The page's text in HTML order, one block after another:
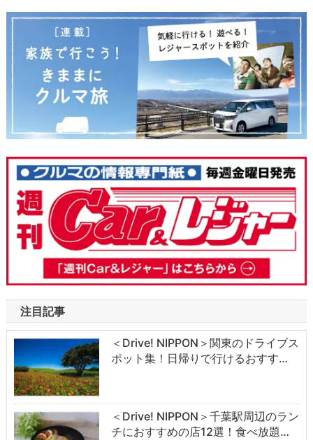
注目記事
＜Drive! NIPPON＞関東のドライブス
ポット集！日帰りで行けるおすす…
＜Drive! NIPPON＞千葉駅周辺のラン
チにおすすめの店12選！食べ放題…